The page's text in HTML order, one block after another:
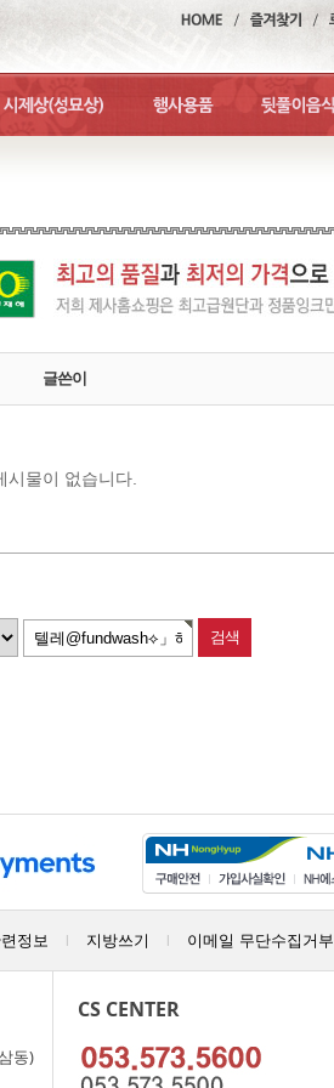
글쓴이
시물이 없습니다.
정보 | 지방쓰기 | 이메일 무단수집거부
동)
CS CENTER